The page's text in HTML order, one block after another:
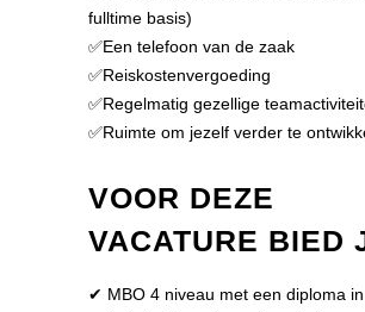
fulltime basis)
✅Een telefoon van de zaak
✅Reiskostenvergoeding
✅Regelmatig gezellige
✅Ruimte om jezelf verder te
VOOR DEZE
VACATURE BIED
✔ MBO 4 niveau met een diploma